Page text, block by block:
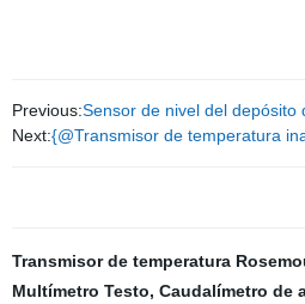
Previous:Sensor de nivel del
Next:{@Transmisor de temperatura
Transmisor de temperatura
Multímetro Testo, Caudalímetro de